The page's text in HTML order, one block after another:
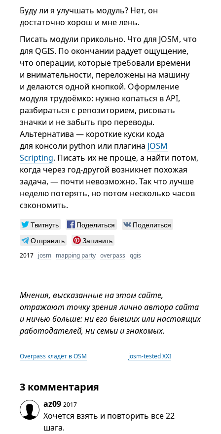
Буду ли я улучшать модуль? Нет, он
достаточно хорош и мне лень.
Писать модули прикольно. Что для JOSM, что
для QGIS. По окончании радует ощущение,
что операции, которые требовали времени
и внимательности, переложены на машину
и делаются одной кнопкой. Оформление
модуля трудоёмко: нужно копаться в API,
разбираться с репозиторием, рисовать
значки и не забыть про переводы.
Альтернатива — короткие куски кода
для консоли python или плагина JOSM
Scripting. Писать их не проще, а найти потом,
когда через год-другой возникнет похожая
задача, — почти невозможно. Так что лучше
неделю потерять, но потом несколько часов
сэкономить.
Твитнуть Поделиться
Поделиться
Отправить
Запинить
2017 josm mapping party overpass qgis
Мнения, высказанные на этом сайте,
отражают точку зрения лично автора сайта
и ничью больше: ни его бывших или настоящих
работодателей, ни семьи и знакомых.
Overpass кладёт в OSM josm-tested XXI
3 комментария
az09 2017
Хочется взять и повторить все 22
шага.